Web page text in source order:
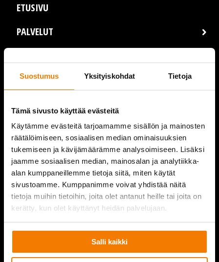
Suostumus Yksityiskohdat Tietoja
Tämä sivusto käyttää evästeitä
Käytämme evästeitä tarjoamamme sisällön ja mainosten
räätälöimiseen, sosiaalisen median ominaisuuksien
tukemiseen ja kävijämäärämme analysoimiseen. Lisäksi
jaamme sosiaalisen median, mainosalan ja analytiikka-
alan kumppaneillemme tietoja siitä, miten käytät
sivustoamme. Kumppanimme voivat yhdistää näitä
tietoja muihin tietoihin, joita olet antanut heille tai joita on
kerätty, kun olet käyttänyt heidän palvelujaan.
Salli kaikki
ETUSIVU
PALVELUT
AJANKOHTAISTA
YRITYS
YHTEYSTIEDOT
PURKUPIHA